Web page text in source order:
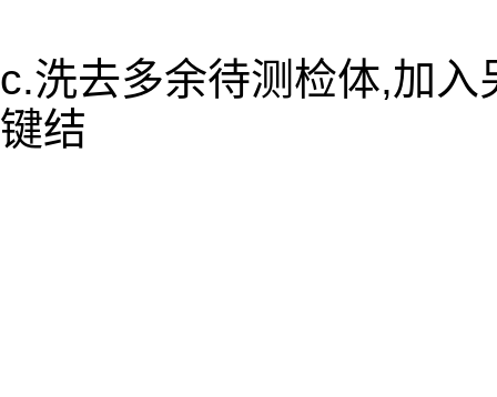
c.洗去多余待测检体,加
键结